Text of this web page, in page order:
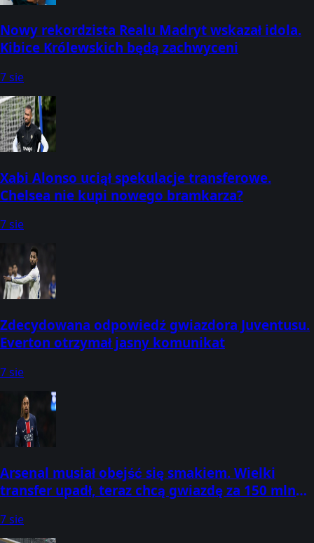
Nowy rekordzista Realu Madryt wskazał idola.
Kibice Królewskich będą zachwyceni
7 sie
Xabi Alonso uciął spekulacje transferowe.
Chelsea nie kupi nowego bramkarza?
7 sie
Zdecydowana odpowiedź gwiazdora Juventusu.
Everton otrzymał jasny komunikat
7 sie
Arsenal musiał obejść się smakiem. Wielki
transfer upadł, teraz chcą gwiazdę za 150 mln
7 sie